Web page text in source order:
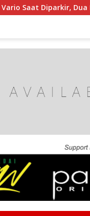
Diparkir, Dua Pelaku